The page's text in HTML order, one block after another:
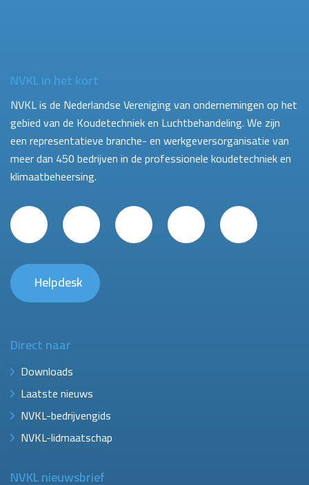
NVKL in het kort
NVKL is de Nederlandse Vereniging van ondernemingen op het
gebied van de Koudetechniek en Luchtbehandeling. We zijn
een representatieve branche- en werkgeversorganisatie van
meer dan 450 bedrijven in de professionele koudetechniek en
klimaatbeheersing.
Helpdesk
Direct naar
Downloads
Laatste nieuws
NVKL-bedrijvengids
NVKL-lidmaatschap
NVKL nieuwsbrief